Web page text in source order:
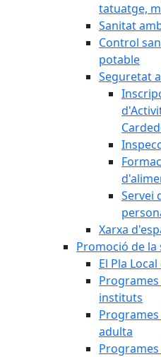
tatuatge,
Sanitat
Control
potable
Seguretat
Servei
Xarxa
Promoció de
El Pla
Programes
instituts
adulta